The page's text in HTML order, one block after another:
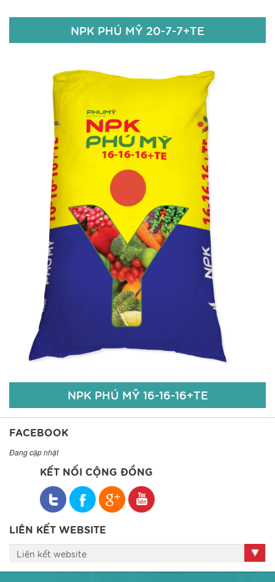
Chi tiết
NPK PHÚ MỸ 20-7-7+TE
NPK PHÚ MỸ 20-7-7+TE
Đạm Tổng số (Nts): 20%;
Lân hữu hiệu (P2O5hh): 7%;
Kali hữu hiệu (K2Ohh): 7%;
TE (Zn: 50ppm; B: 50ppm);
Độ ẩm: 5%.
Chi tiết
NPK PHÚ MỸ 16-16-16+TE
NPK PHÚ MỸ 16-16-16+TE
Đạm Tổng số (Nts): 16%;
TE (Zn: 50ppm; B: 50ppm);
FACEBOOK
Đang cập nhật
KẾT NỐI CỘNG ĐỒNG
LIÊN KẾT WEBSITE
Liên kết website